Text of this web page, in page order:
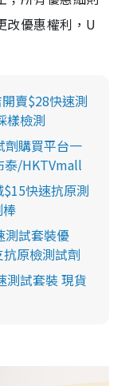
改優惠權利，U
賣$28快速測
樣檢測
劑購買平台一
泰/HKTVmall
$15快速抗原測
測試套裝優
原檢測試劑
測試套裝 現貨